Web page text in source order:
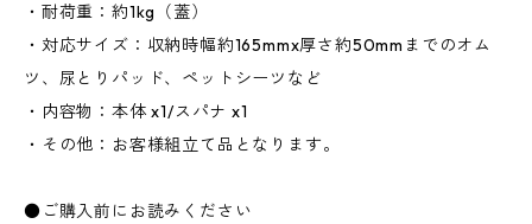
・耐荷重：約1kg（蓋）
・対応サイズ：収納時幅約165mmx厚さ約50mmまでのオム
ツ、尿とりパッド、ペットシーツなど
・内容物：本体 x1/スパナ x1
・その他：お客様組立て品となります。
●ご購入前にお読みください